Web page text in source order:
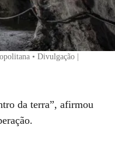
• Divulgação |
da terra”, afirmou